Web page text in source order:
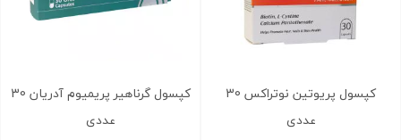
کپسول پریوتین نوتراکس 30
عددی
کپسول گرناهیر پریمیوم آدریان 30
عددی